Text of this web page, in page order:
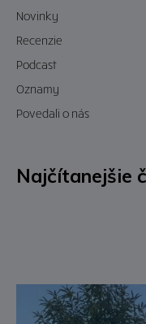
Novinky
Recenzie
Podcast
Oznamy
Povedali o nás
Najčítanejšie